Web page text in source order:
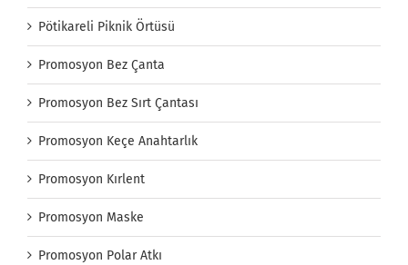
Pötikareli Piknik Örtüsü
Promosyon Bez Çanta
Promosyon Bez Sırt Çantası
Promosyon Keçe Anahtarlık
Promosyon Kırlent
Promosyon Maske
Promosyon Polar Atkı